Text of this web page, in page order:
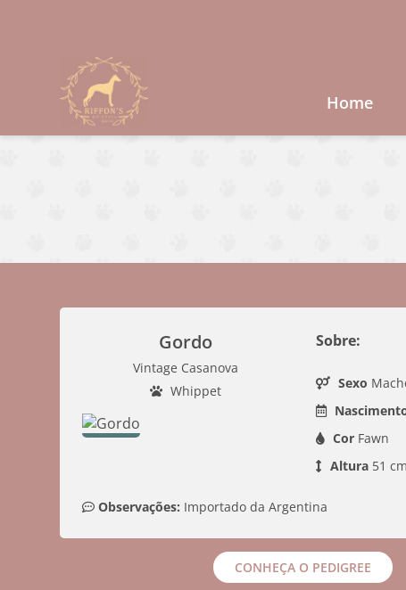
Home
Gordo
Vintage Casanova
Whippet
Sobre:
Sexo
Cor Fawn
Altura 51
Observações: Importado da Argentina
CONHEÇA O PEDIGREE